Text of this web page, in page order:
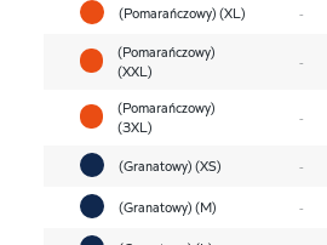
(Pomarańczowy) (XL)
-
(Pomarańczowy)
(XXL)
-
(Pomarańczowy)
(3XL)
-
(Granatowy) (XS) -
(Granatowy) (M)
-